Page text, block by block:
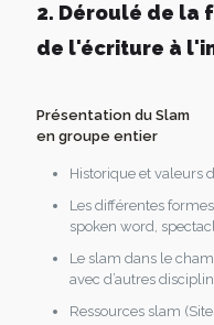
2. Déroulé de la
de l'écriture à
Présentation du Slam
en groupe entier
Historique et valeurs
Les différentes
spoken word,
Le slam dans le
avec d’autres
Ressources slam